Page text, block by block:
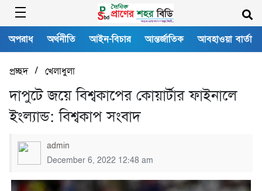
অপরাধ অর্থনীতি আইন-বিচার আন্তর্জাতিক আবহাওয়া বার্তা
প্রচ্ছদ/ খেলাধুলা
দাপুটে জয়ে বিশ্বকাপের কোয়ার্টার ফাইনালে
ইংল্যান্ড: বিশ্বকাপ সংবাদ
admin
December 6, 2022 12:48 am